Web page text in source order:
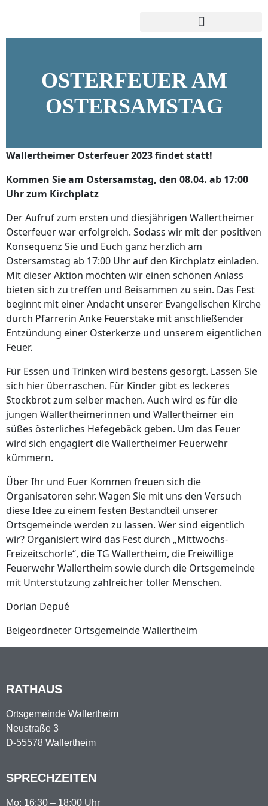
OSTERFEUER AM
OSTERSAMSTAG
Wallertheimer Osterfeuer 2023 findet statt!
Kommen Sie am Ostersamstag, den 08.04. ab 17:00
Uhr zum Kirchplatz
Der Aufruf zum ersten und diesjährigen Wallertheimer
Osterfeuer war erfolgreich. Sodass wir mit der positiven
Konsequenz Sie und Euch ganz herzlich am
Ostersamstag ab 17:00 Uhr auf den Kirchplatz einladen.
Mit dieser Aktion möchten wir einen schönen Anlass
bieten sich zu treffen und Beisammen zu sein. Das Fest
beginnt mit einer Andacht unserer Evangelischen Kirche
durch Pfarrerin Anke Feuerstake mit anschließender
Entzündung einer Osterkerze und unserem eigentlichen
Feuer.
Für Essen und Trinken wird bestens gesorgt. Lassen Sie
sich hier überraschen. Für Kinder gibt es leckeres
Stockbrot zum selber machen. Auch wird es für die
jungen Wallertheimerinnen und Wallertheimer ein
süßes österliches Hefegebäck geben. Um das Feuer
wird sich engagiert die Wallertheimer Feuerwehr
kümmern.
Über Ihr und Euer Kommen freuen sich die
Organisatoren sehr. Wagen Sie mit uns den Versuch
diese Idee zu einem festen Bestandteil unserer
Ortsgemeinde werden zu lassen. Wer sind eigentlich
wir? Organisiert wird das Fest durch „Mittwochs-
Freizeitschorle“, die TG Wallertheim, die Freiwillige
Feuerwehr Wallertheim sowie durch die Ortsgemeinde
mit Unterstützung zahlreicher toller Menschen.
Dorian Depué
Beigeordneter Ortsgemeinde Wallertheim
RATHAUS
Ortsgemeinde Wallertheim
Neustraße 3
D-55578 Wallertheim
SPRECHZEITEN
Mo: 16:30 – 18:00 Uhr